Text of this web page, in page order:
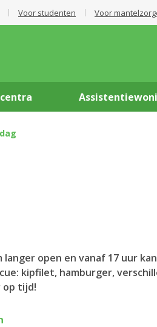
Voor studenten Voor
open en vanaf 17 uur
kipfilet, hamburger,
op tijd!